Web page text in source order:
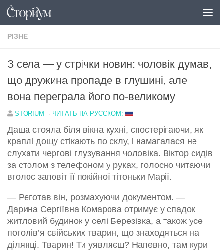
Перейти до вмісту
РІЗНЕ
З села — у стрічки новин: чоловік думав,
що дружина пропаде в глушині, але
вона переграла його по-великому
STORIUM · ЧИТАТЬ НА РУССКОМ:
Даша стояла біля вікна кухні, спостерігаючи, як
краплі дощу стікають по склу, і намагалася не
слухати чергові глузування чоловіка. Віктор сидів
за столом з телефоном у руках, голосно читаючи
вголос заповіт її покійної тітоньки Марії.
— Реготав він, розмахуючи документом. —
Дарина Сергіївна Комарова отримує у спадок
житловий будинок у селі Березівка, а також усе
поголів’я свійських тварин, що знаходяться на
ділянці. Тварин! Ти уявляєш? Напевно, там кури